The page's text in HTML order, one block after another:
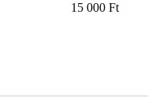
magyar
15 000 Ft